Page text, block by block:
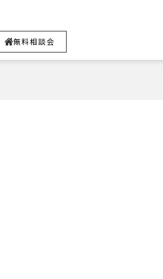
無料相談会